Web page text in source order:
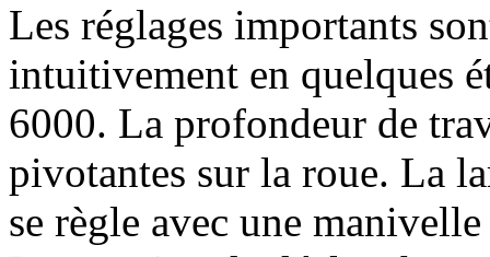
Les réglages importants
intuitivement en quelques
6000. La profondeur de
pivotantes sur la roue. La
se règle avec une